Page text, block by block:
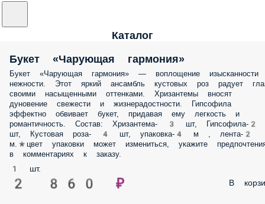
Каталог
Букет «Чарующая гармония»
Букет «Чарующая гармония» — воплощение
нежности. Этот яркий ансамбль кустовых роз радует
своими насыщенными оттенками. Хризантемы вносят
дуновение свежести и жизнерадостности. Гипсофила
эффектно обвивает букет, придавая ему легкость и
романтичность. Состав: Хризантема- 3 шт, Гипсофила-2
шт, Кустовая роза- 4 шт, упаковка-4 м , лента-2
м.*цвет упаковки может измениться, укажите
в комментариях к заказу.
1 шт.
2 860 ₽ В